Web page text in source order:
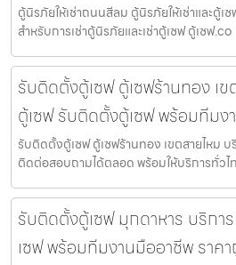
ตู้นิรภัยให้เช่าถนนสีลม ตู้นิรภัยให้เช่าและตู้เ
สำหรับการเช่าตู้นิรภัยและเช่าตู้เซฟ ตู้เซฟ.co
รับติดตั้งตู้เซฟ ตู้เซฟร้านทอง เข
ตู้เซฟ รับติดตั้งตู้เซฟ พร้อมทีมง
รับติดตั้งตู้เซฟ ตู้เซฟร้านทอง เขตสายไหม
ติดต่อสอบถามได้ตลอด พร้อมให้บริการทั่วไ
รับติดตั้งตู้เซฟ มุกดาหาร บริกา
เซฟ พร้อมทีมงานมืออาชีพ ราค